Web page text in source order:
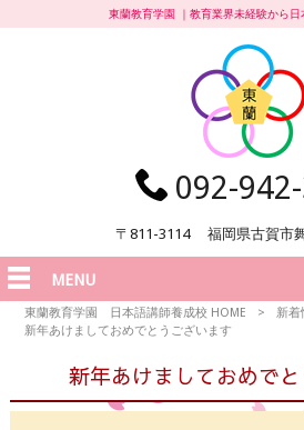
東蘭教育学園 ｜教育業界未経験から日
092-
〒811-3114 福岡県古賀市
MENU
東蘭教育学園 日本語講師養成校 HOME > 新着
新年あけましておめでとうございます
新年あけましておめで